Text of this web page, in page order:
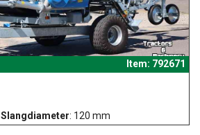
Item: 792671
Slangdiameter: 120 mm